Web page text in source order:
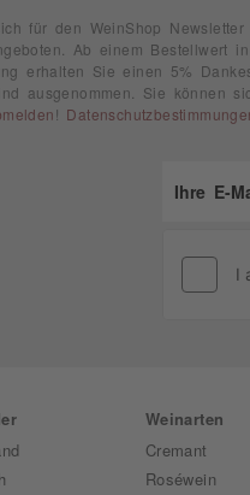
für den WeinShop
Ab einem Bestellwert
erhalten Sie einen 5%
ausgenommen. Sie können
!
Weinarten
Cremant
Roséwein